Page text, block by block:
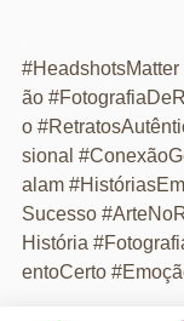
#HeadshotsMatter
ão
o
sional
alam
Sucesso
História
entoCerto